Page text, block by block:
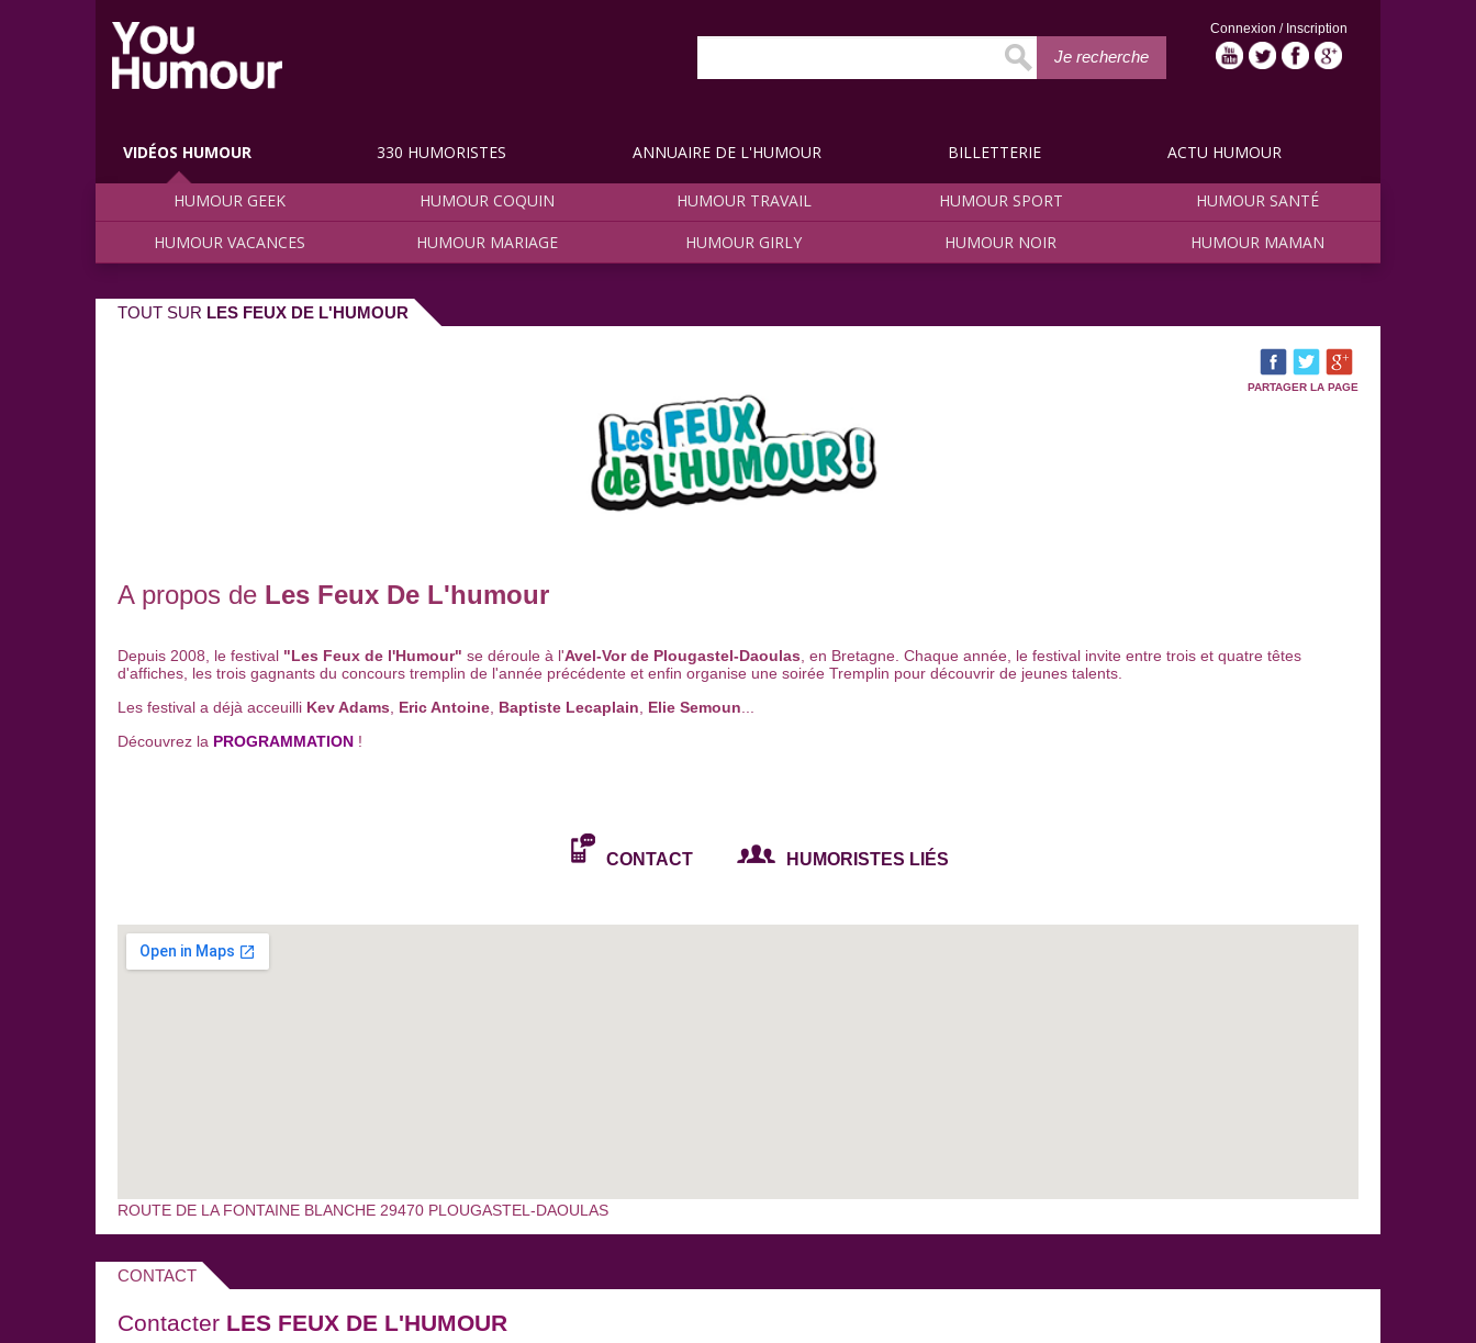
Connexion / Inscription
Je recherche
VIDÉOS HUMOUR
HUMOUR GEEK HUMOUR COQUIN HUMOUR TRAVAIL HUMOUR SPORT
HUMOUR SANTÉ
HUMOUR VACANCES
HUMOUR MARIAGE HUMOUR GIRLY HUMOUR NOIR HUMOUR MAMAN
330 HUMORISTES ANNUAIRE DE L'HUMOUR BILLETTERIE ACTU HUMOUR
TOUT SUR LES FEUX DE L'HUMOUR
PARTAGER LA PAGE
A propos de Les Feux De L'humour
Depuis 2008, le festival "Les Feux de l'Humour" se déroule à l'Avel-Vor de Plougastel-Daoulas, en Bretagne. Chaque année, le festival invite entre trois et quatre têtes
d'affiches, les trois gagnants du concours tremplin de l'année précédente et enfin organise une soirée Tremplin pour découvrir de jeunes talents.
Les festival a déjà acceuilli Kev Adams, Eric Antoine, Baptiste Lecaplain, Elie Semoun...
Découvrez la PROGRAMMATION !
CONTACT HUMORISTES LIÉS
ROUTE DE LA FONTAINE BLANCHE 29470 PLOUGASTEL-DAOULAS
CONTACT
Contacter LES FEUX DE L'HUMOUR